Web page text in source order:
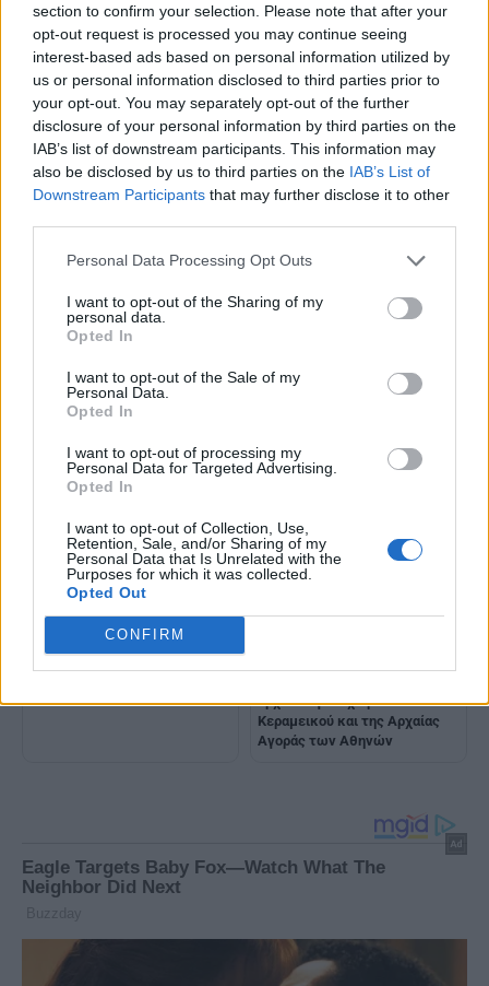
section to confirm your selection. Please note that after your
opt-out request is processed you may continue seeing
interest-based ads based on personal information utilized by
us or personal information disclosed to third parties prior to
your opt-out. You may separately opt-out of the further
disclosure of your personal information by third parties on the
IAB’s list of downstream participants. This information may
also be disclosed by us to third parties on the IAB’s List of
Downstream Participants that may further disclose it to other
Personal Data Processing Opt Outs
I want to opt-out of the Sharing of my
personal data.
Opted In
I want to opt-out of the Sale of my
Personal Data.
Opted In
I want to opt-out of processing my
Personal Data for Targeted Advertising.
Opted In
I want to opt-out of Collection, Use,
Retention, Sale, and/or Sharing of my
Personal Data that Is Unrelated with the
Purposes for which it was collected.
Opted Out
CONFIRM
ΥΠΠΟ: Αποδόθηκαν τα έργα
αναβάθμισης στην Αρχαία
Αγορά
Οι ανασκαφές στην περιοχή
του Ζαππείου ίσως μάς
επιφυλάσσουν μεγάλες
εκπλήξεις
Λ.Μενδώνη: Συνδέουμε
οργανικά τα μνημεία της
της σύγχρονης πόλης
αρχαιολογικού χώρου της
Αποκατάσταση και ανάδειξη
του Μεντρεσέ των Αθηνών
αρχαιολογικό χώρο του
Κεραμεικού και της Αρχαίας
Αγοράς των Αθηνών